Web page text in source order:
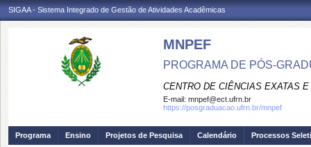
SIGAA - Sistema Integrado de Gestão de Atividades Acadêmicas
MNPEF
PROGRAMA DE PÓS-
CENTRO DE CIÊNCIAS EXATAS
E-mail: mnpef@ect.ufrn.br
https://posgraduacao.ufrn.br/mnpef
Programa Ensino Projetos de Pesquisa Calendário Processos